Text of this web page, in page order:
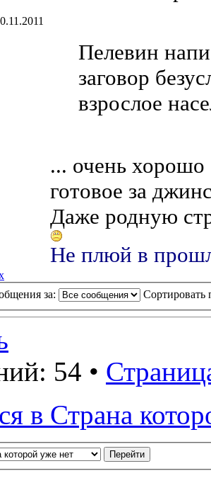
Пелевин
заговор
взрослое
... очень хорошо
готовое за
Даже родную
Не плюй в
за: Сортировать
54 •
в Страна